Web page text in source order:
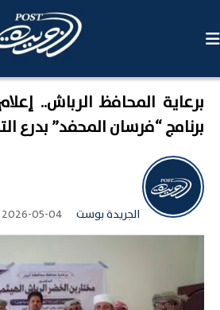
برعاية المحافظ الرباش..
برنامج “فرسان المحفد” بدرع
الجريدة بوست 2026-05-04 9:29 م